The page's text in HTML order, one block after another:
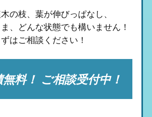
の枝、葉が伸びっぱなし、
、 どんな状態でも構いません！
はご相談ください！
料！ ご相談受付中！